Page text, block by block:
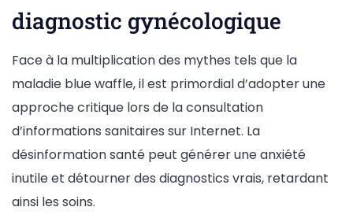
diagnostic gynécologique
Face à la multiplication des mythes tels que la
maladie blue waffle, il est primordial d’adopter une
approche critique lors de la consultation
d’informations sanitaires sur Internet. La
désinformation santé peut générer une anxiété
inutile et détourner des diagnostics vrais, retardant
ainsi les soins.